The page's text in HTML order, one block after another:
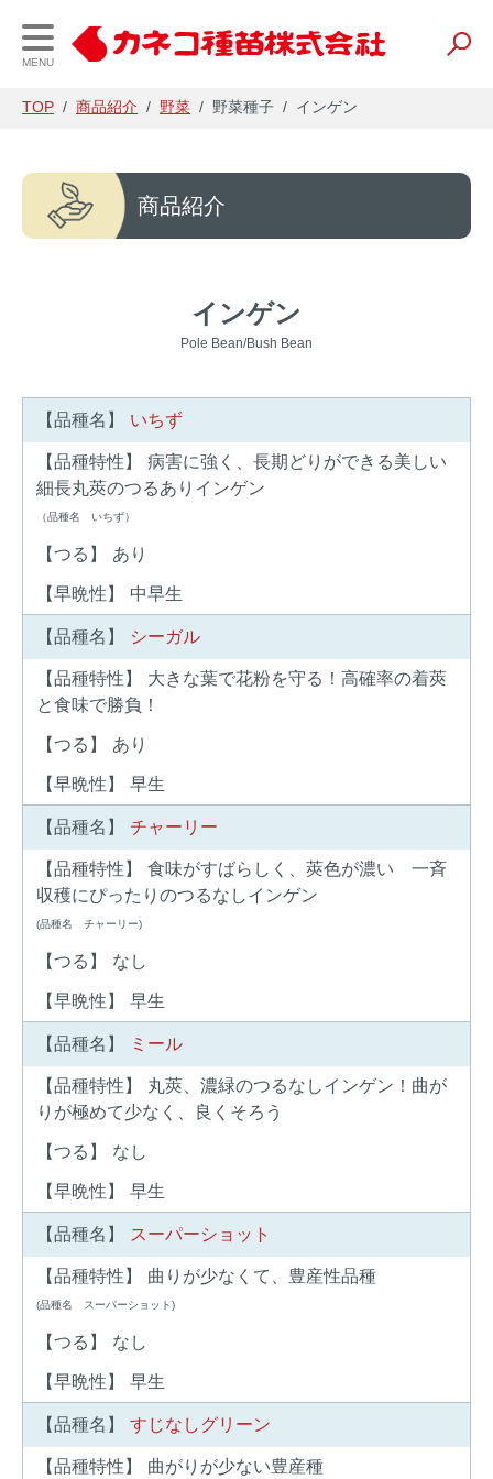
MENU
会社案内
企業理念・会社概要
事業内容
研究開発
農業資材
農薬・肥料
家庭園芸
生産者向け
花の苗・種
財務情報
経営理念と戦略
電子公告
TOP / 商品紹介 / 野菜 / 野菜種子 / インゲン
商品紹介
インゲン
Pole Bean/Bush Bean
【品種名】 いちず
【品種特性】
病害に強く、長期どりができる美しい
細長丸莢のつるありインゲン
（品種名 いちず）
【つる】 あり
【早晩性】 中早生
【品種名】 シーガル
【品種特性】
大きな葉で花粉を守る！高確率の着莢
と食味で勝負！
【つる】 あり
【早晩性】 早生
【品種名】 チャーリー
【品種特性】
食味がすばらしく、莢色が濃い 一斉
収穫にぴったりのつるなしインゲン
(品種名 チャーリー)
【つる】 なし
【早晩性】 早生
【品種名】 ミール
【品種特性】
丸莢、濃緑のつるなしインゲン！曲が
りが極めて少なく、良くそろう
【つる】 なし
【早晩性】 早生
【品種名】 スーパーショット
【品種特性】 曲りが少なくて、豊産性品種
(品種名 スーパーショット)
【つる】 なし
【早晩性】 早生
【品種名】 すじなしグリーン
【品種特性】 曲がりが少ない豊産種